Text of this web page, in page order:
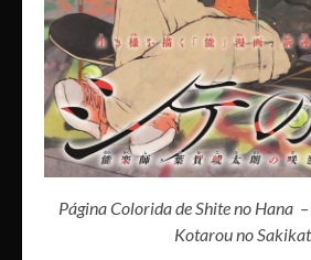
Página Colorida de Shite no Hana
Kotarou no